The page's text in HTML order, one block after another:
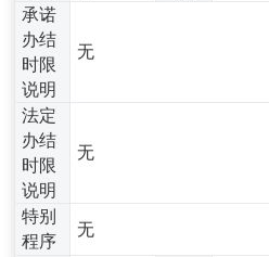
承诺
办结
时限
说明
无
法定
办结
时限
说明
无
特别
程序
无